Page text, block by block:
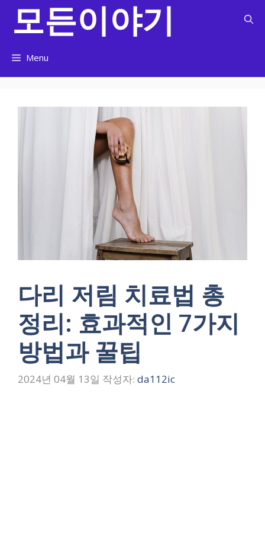
너
모든이야기
Menu
다리 저림 치료법 총
정리: 효과적인 7가지
방법과 꿀팁
2024년 04월 13일 작성자: da112ic